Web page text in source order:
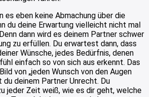
es eben keine Abmachung über die
du deine Erwartung vielleicht nicht mal
dann wird es deinem Partner schwer
zu erfüllen. Du erwartest dann, dass
Wünsche, jedes Bedürfnis, denen
einfach so von sich aus erkennt. Das
von „jeden Wunsch von den Augen
du deinem Partner Unrecht. Du
jeder Zeit weiß, wie es dir geht, welche